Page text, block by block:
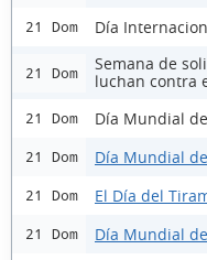
21 Dom Día
21 Dom
Semana de
luchan contra
21 Dom Día Mundial
21 Dom Día Mundial
21 Dom El Día del
21 Dom Día Mundial